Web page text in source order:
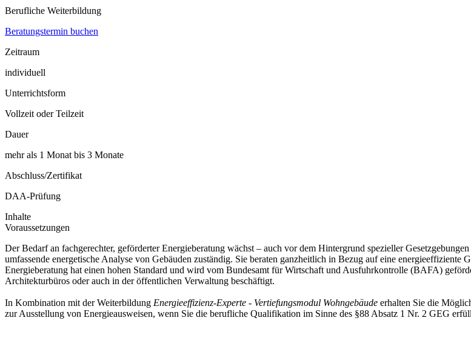
Berufliche Weiterbildung
Beratungstermin buchen
Zeitraum
individuell
Unterrichtsform
Vollzeit oder Teilzeit
Dauer
mehr als 1 Monat bis 3 Monate
Abschluss/Zertifikat
DAA-Prüfung
Inhalte
Voraussetzungen
Der Bedarf an fachgerechter, geförderter Energieberatung wächst – auch vor dem Hintergrund spezieller
umfassende energetische Analyse von Gebäuden zuständig. Sie beraten ganzheitlich in Bezug auf eine energieeffiziente
Energieberatung hat einen hohen Standard und wird vom Bundesamt für Wirtschaft und Ausfuhrkontrolle (BAFA)
Architekturbüros oder auch in der öffentlichen Verwaltung beschäftigt.
In Kombination mit der Weiterbildung Energieeffizienz-Experte - Vertiefungsmodul Wohngebäude erhalten Sie die
zur Ausstellung von Energieausweisen, wenn Sie die berufliche Qualifikation im Sinne des §88 Absatz 1 Nr. 2 GEG